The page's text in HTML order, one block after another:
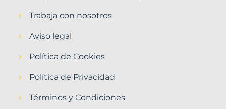
Trabaja con nosotros
Aviso legal
Política de Cookies
Política de Privacidad
Términos y Condiciones